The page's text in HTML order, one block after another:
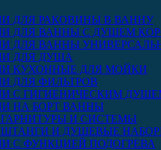
ДЛЯ РАКОВИНЫ В ВАННУ
ДЛЯ ВАННЫ С ДУШЕМ
ДЛЯ ВАННЫ
ДЛЯ ДУША
КУХОННЫЕ ДЛЯ МОЙКИ
ДЛЯ ФИЛЬТРОВ
С ГИГИЕНИЧЕСКИМ
НА БОРТ ВАННЫ
И СИСТЕМЫ
И ДУШЕВЫЕ
С ФУНКЦИЕЙ ПОДОГРЕВА